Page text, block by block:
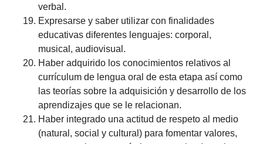
verbal.
Expresarse y saber utilizar con finalidades
educativas diferentes lenguajes: corporal,
musical, audiovisual.
Haber adquirido los conocimientos relativos al
currículum de lengua oral de esta etapa así como
las teorías sobre la adquisición y desarrollo de los
aprendizajes que se le relacionan.
Haber integrado una actitud de respeto al medio
(natural, social y cultural) para fomentar valores,